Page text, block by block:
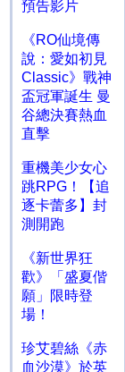
預告影片
《RO仙境傳
說：愛如初見
Classic》戰神
盃冠軍誕生 曼
谷總決賽熱血
直擊
重機美少女心
跳RPG！【追
逐卡蕾多】封
測開跑
《新世界狂
歡》「盛夏偕
願」限時登
場！
珍艾碧絲《赤
血沙漠》於英